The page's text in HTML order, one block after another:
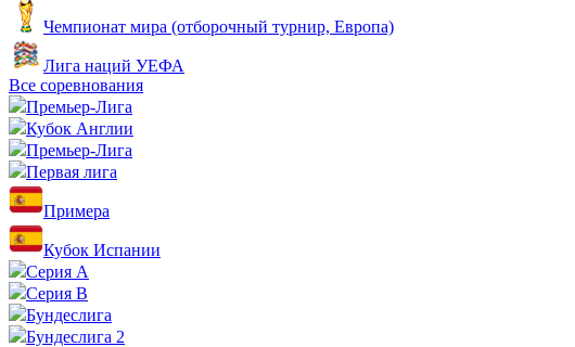
Чемпионат мира (отборочный турнир, Европа)
Лига наций УЕФА
Все соревнования
Премьер-Лига
Кубок Англии
Премьер-Лига
Первая лига
Примера
Кубок Испании
Серия А
Серия B
Бундеслига
Бундеслига 2